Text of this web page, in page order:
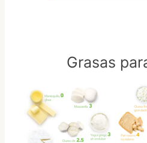
Grasas